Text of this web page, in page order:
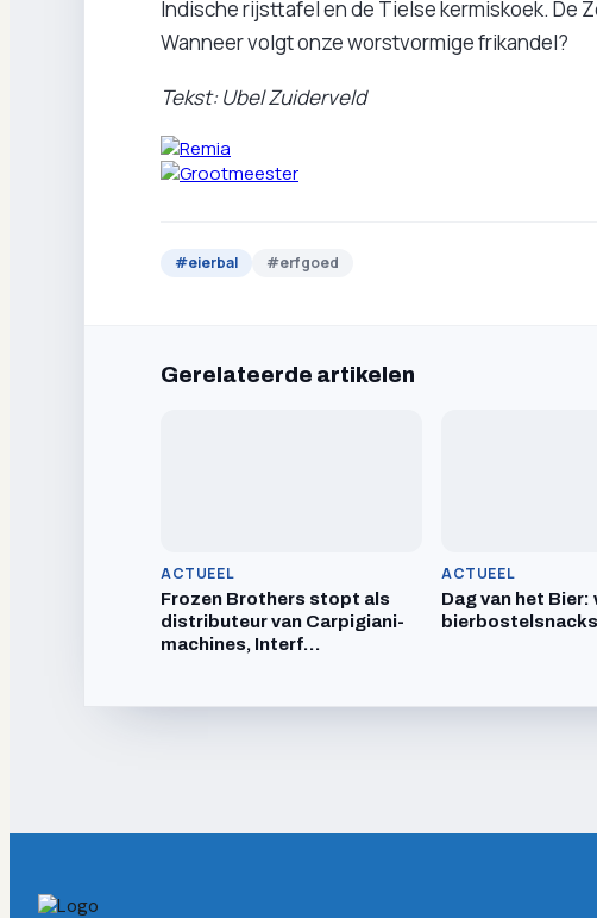
Indische rijsttafel en de Tielse kermiskoek. De
Wanneer volgt onze worstvormige frikandel?
Tekst: Ubel Zuiderveld
#eierbal #erfgoed
Gerelateerde artikelen
ACTUEEL
Frozen Brothers stopt als
distributeur van Carpigiani-
machines, Interf…
ACTUEEL
Dag van het Bier: